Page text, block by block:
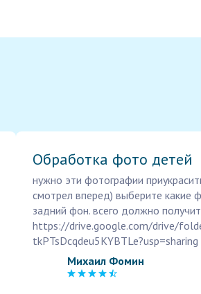
Обработка фото детей
нужно эти фотографии
смотрел вперед) выберите какие
задний фон. всего должно
https://drive.google.com/drive/
tkPTsDcqdeu5KYBTLe?usp=sharing
Михаил Фомин